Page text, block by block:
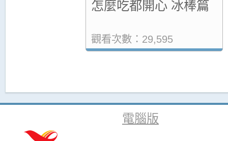
怎麼吃都開心 冰棒篇
觀看次數：29,595
電腦版